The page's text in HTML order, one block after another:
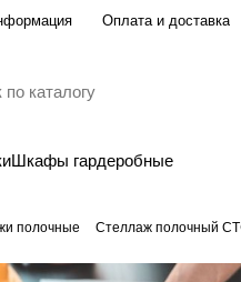
Оплата и доставка
Шкафы гардеробные
полочные Стеллаж полочный